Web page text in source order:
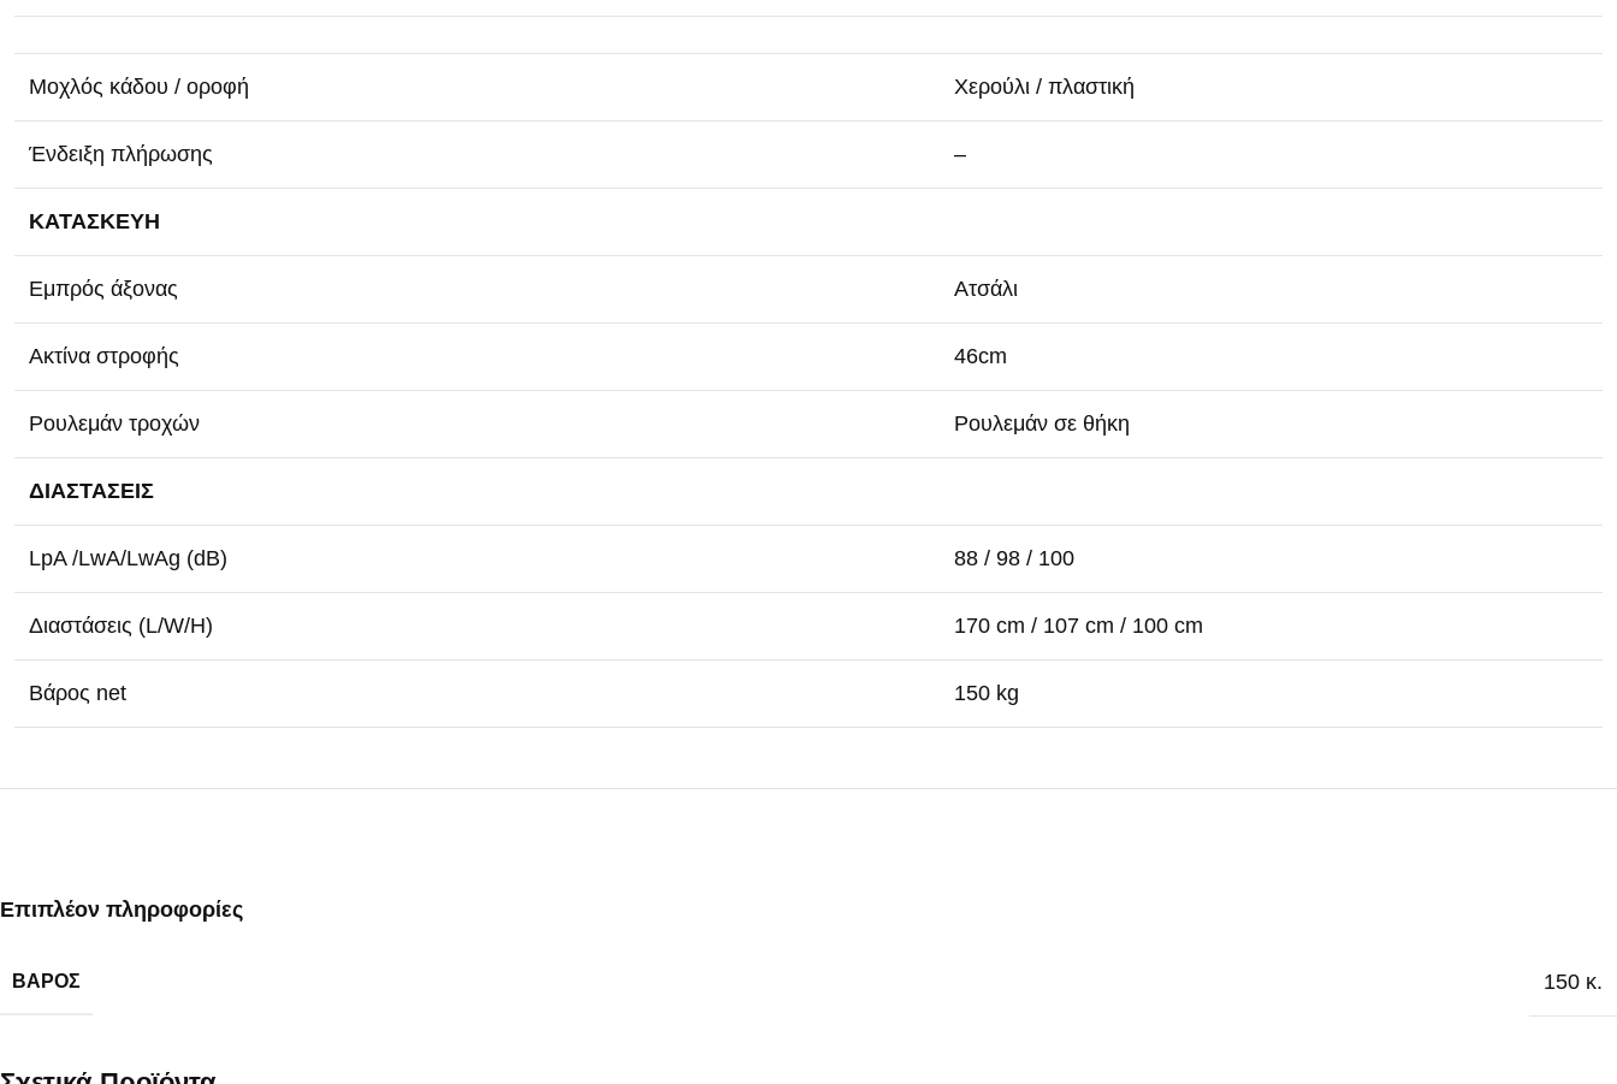
Μοχλός κάδου / οροφή Χερούλι / πλαστική
Ένδειξη πλήρωσης –
ΚΑΤΑΣΚΕΥΗ
Εμπρός άξονας Ατσάλι
Ακτίνα στροφής 46cm
Ρουλεμάν τροχών Ρουλεμάν σε θήκη
ΔΙΑΣΤΑΣΕΙΣ
LpA /LwA/LwAg (dB) 88 / 98 / 100
Διαστάσεις (L/W/H) 170 cm / 107 cm / 100 cm
Βάρος net 150 kg
Επιπλέον πληροφορίες
ΒΆΡΟΣ 150 κ.